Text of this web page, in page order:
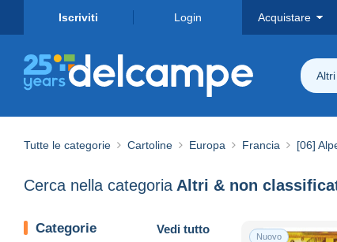
Iscriviti Login Acquistare
Tutte le categorie Cartoline Europa Francia [06]
Cerca nella categoria Altri & non
Categorie Vedi tutto
Nuovo